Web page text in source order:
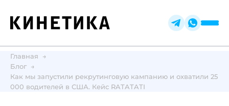
Главная
Блог
Как мы запустили рекрутинговую кампанию и охватили 25
000 водителей в США. Кейс RATATATI